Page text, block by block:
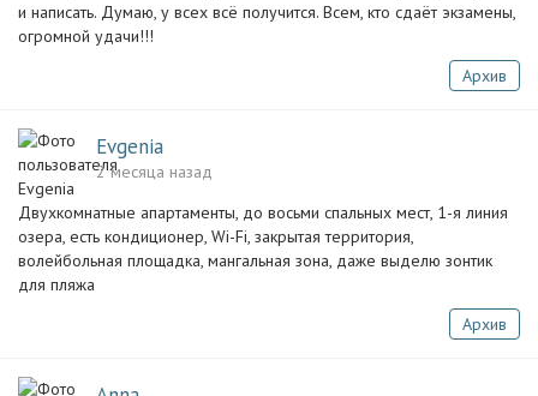
и написать. Думаю, у всех всё получится. Всем, кто сдаёт экзамены,
огромной удачи!!!
Архив
Evgenia
2 месяца назад
Двухкомнатные апартаменты, до восьми спальных мест, 1-я линия
озера, есть кондиционер, Wi-Fi, закрытая территория,
волейбольная площадка, мангальная зона, даже выделю зонтик
для пляжа
Архив